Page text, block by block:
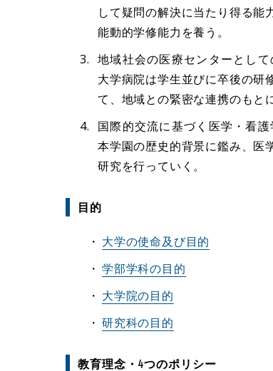
して疑問の解決に当たり得る
能動的学修能力を養う。
地域社会の医療センターとし
大学病院は学生並びに卒後の研
て、地域との緊密な連携のもと
国際的交流に基づく医学・看護
本学園の歴史的背景に鑑み、医
研究を行っていく。
目的
大学の使命及び目的
学部学科の目的
大学院の目的
研究科の目的
教育理念・4つのポリシー